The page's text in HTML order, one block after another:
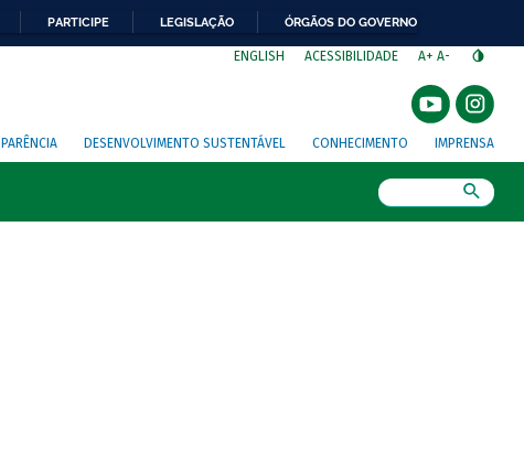
PARTICIPE LEGISLAÇÃO ÓRGÃOS DO GOVERNO
ENGLISH ACESSIBILIDADE A+ A-
DESENVOLVIMENTO SUSTENTÁVEL CONHECIMENTO IMPRENSA